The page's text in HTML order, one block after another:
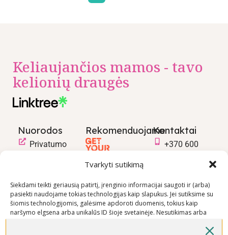
Tvarkyti sutikimą
Siekdami teikti geriausią patirtį, įrenginio informacijai saugoti ir (arba)
pasiekti naudojame tokias technologijas kaip slapukus. Jei sutiksime su
šiomis technologijomis, galėsime apdoroti duomenis, tokius kaip
naršymo elgsena arba unikalūs ID šioje svetainėje. Nesutikimas arba
Keliaujančios mamos - tavo
kelionių draugės
Nuorodos
Privatumo
pirkimo –
pardavimo
taisyklės
RekomenduojameKontaktai
+370 600